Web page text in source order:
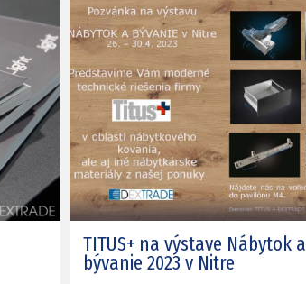
TITUS+ na výstave Nábytok a
bývanie 2023 v Nitre